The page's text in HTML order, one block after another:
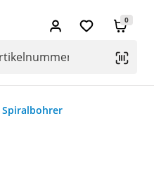
0
Spiralbohrer